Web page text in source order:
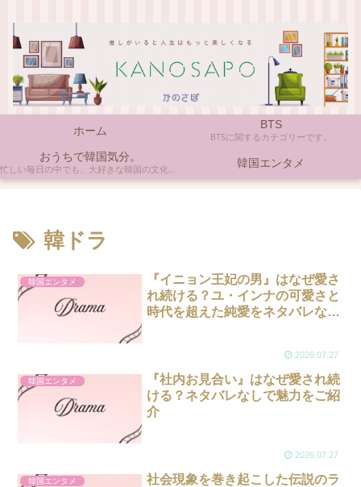
ホーム BTS
BTSに関するカテゴリーです。
おうちで韓国気分。
忙しい毎日の中でも、大好きな韓国の文化やアイテムに触れると心がほっとしますよね。ここでは、自宅で手軽に楽しめる韓国の美味しいもの、お気に入りのコスメ、そして推し活の楽しみ方など、「おうちにいながら韓国気分」に触れられるヒントを私らしくお届けします。 韓国エンタメ
韓ドラ
韓国エンタメ
『イニョン王妃の男』はなぜ愛さ
れ続ける？ユ・インナの可愛さと
時代を超えた純愛をネタバレなし
2026.07.27
韓国エンタメ
『社内お見合い』はなぜ愛され続
ける？ネタバレなしで魅力をご紹
介
2026.07.27
韓国エンタメ
社会現象を巻き起こした伝説のラ